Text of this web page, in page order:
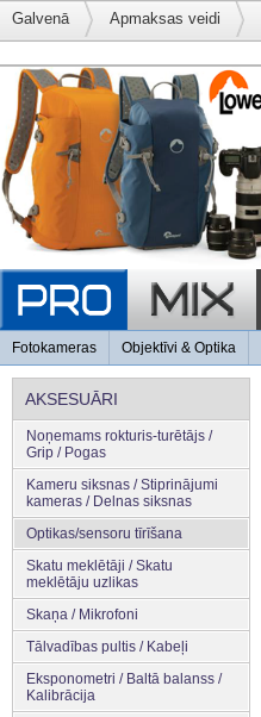
Galvenā Apmaksas veidi
Fotokameras Objektīvi & Optika
AKSESUĀRI
Noņemams rokturis-turētājs /
Grip / Pogas
Kameru siksnas / Stiprinājumi
kameras / Delnas siksnas
Optikas/sensoru tīrīšana
Skatu meklētāji / Skatu
meklētāju uzlikas
Skaņa / Mikrofoni
Tālvadības pultis / Kabeļi
Eksponometri / Baltā balanss /
Kalibrācija